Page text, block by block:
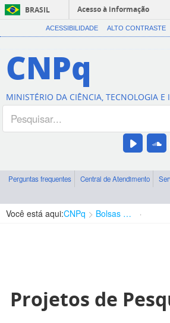
BRASIL
Acesso à informação
ACESSIBILIDADE ALTO CONTRASTE
CNPq
MINISTÉRIO DA CIÊNCIA, TECNOLOGIA E
Perguntas frequentes Central de Atendimento
Você está aqui:CNPq Bolsas e Auxílios Vigentes
Projetos de